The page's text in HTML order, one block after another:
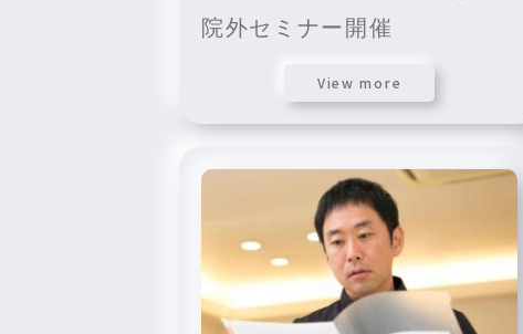
院外セミナー開催
View more